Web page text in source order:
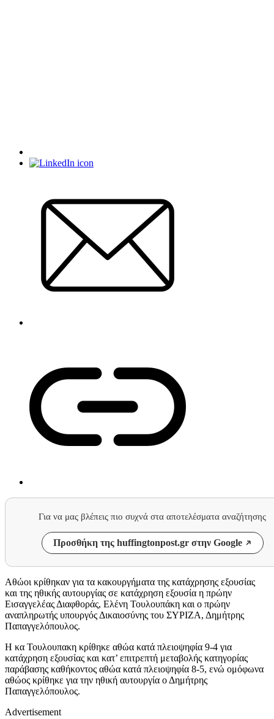
Για να μας βλέπεις πιο συχνά στα αποτελέσματα αναζήτησης
Προσθήκη της huffingtonpost.gr στην Google
Αθώοι κρίθηκαν για τα κακουργήματα της κατάχρησης εξουσίας
και της ηθικής αυτουργίας σε κατάχρηση εξουσία η πρώην
Εισαγγελέας Διαφθοράς, Ελένη Τουλουπάκη και ο πρώην
αναπληρωτής υπουργός Δικαιοσύνης του ΣΥΡΙΖΑ, Δημήτρης
Παπαγγελόπουλος.
Η κα Τουλουπακη κρίθηκε αθώα κατά πλειοψηφία 9-4 για
κατάχρηση εξουσίας και κατ’ επιτρεπτή μεταβολής κατηγορίας
παράβασης καθήκοντος αθώα κατά πλειοψηφία 8-5, ενώ ομόφωνα
αθώος κρίθηκε για την ηθική αυτουργία ο Δημήτρης
Παπαγγελόπουλος.
Advertisement